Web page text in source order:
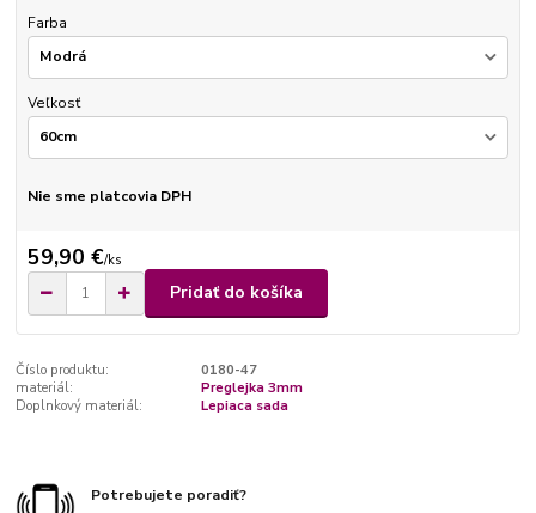
Farba
Veľkosť
Nie sme platcovia DPH
59,90 €/ks
Pridať do košíka
Číslo produktu:
0180-47
materiál:
Preglejka 3mm
Doplnkový materiál:
Lepiaca sada
Potrebujete poradiť?